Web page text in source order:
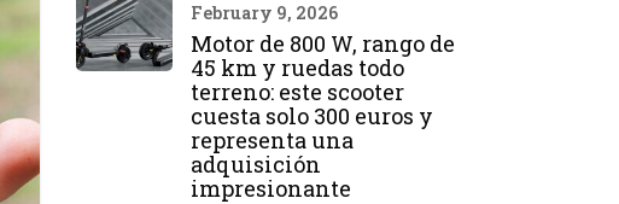
February 9, 2026
Motor de 800 W, rango de
45 km y ruedas todo
terreno: este scooter
cuesta solo 300 euros y
representa una
adquisición
impresionante